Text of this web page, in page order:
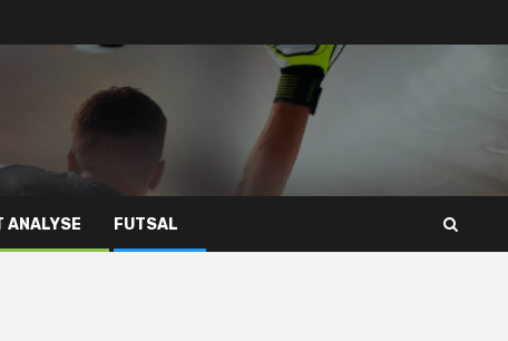
ANALYSE FUTSAL